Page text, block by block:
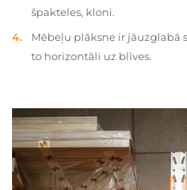
špakteles, kloni.
Mēbeļu plāksne ir jāuzglabā
to horizontāli uz blīves.